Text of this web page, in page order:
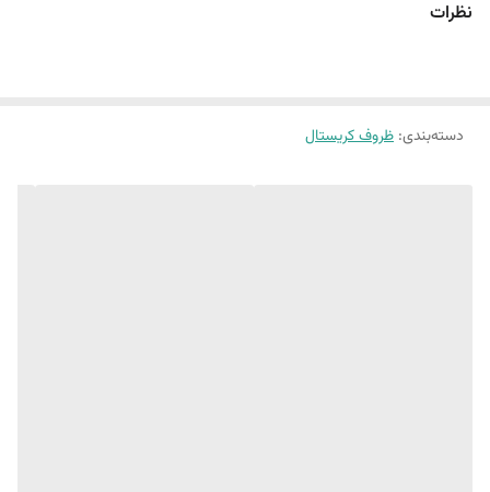
نظرات
دسته‌بندی: ظروف کریستال